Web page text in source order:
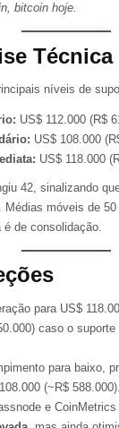
bitcoin hoje.
Técnica
níveis de
US$ 112.000 (R$
US$ 108.000
US$ 118.000
42, sinalizando
Médias móveis de
é de consolidação.
para US$
caso o suporte
para baixo,
(~R$ 588.000).
e CoinMetrics